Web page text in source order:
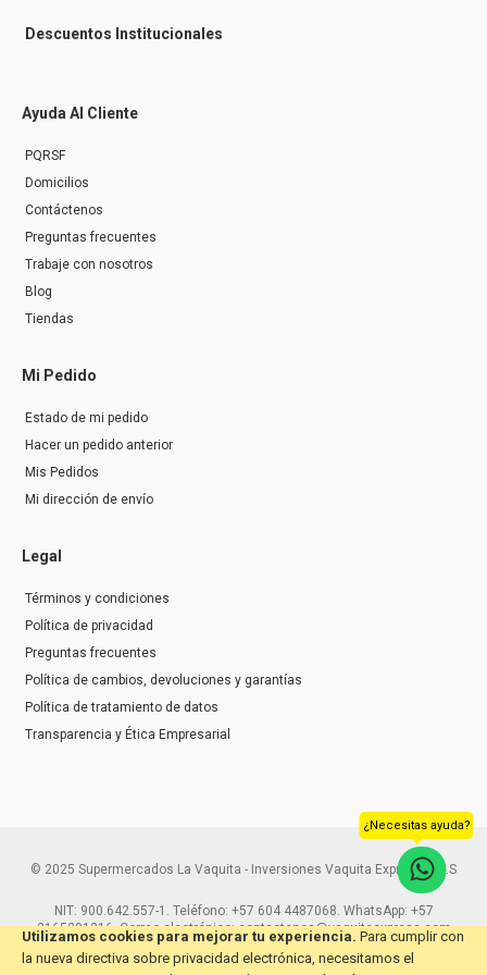
Utilizamos cookies para mejorar tu experiencia. Para cumplir con
la nueva directiva sobre privacidad electrónica, necesitamos el
Descuentos Institucionales
Ayuda Al Cliente
PQRSF
Domicilios
Contáctenos
Preguntas frecuentes
Trabaje con nosotros
Blog
Tiendas
Mi Pedido
Estado de mi pedido
Hacer un pedido anterior
Mis Pedidos
Mi dirección de envío
Legal
Términos y condiciones
Política de privacidad
Preguntas frecuentes
Política de cambios, devoluciones y garantías
Política de tratamiento de datos
Transparencia y Ética Empresarial
© 2025 Supermercados La Vaquita - Inversiones Vaquita Express S.A.S
NIT: 900.642.557-1. Teléfono: +57 604 4487068. WhatsApp: +57
3165291216. Correo electrónico: contactenos@vaquitaexpress.com
¿Necesitas ayuda?